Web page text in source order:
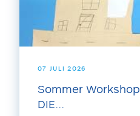
07 JULI 2026
Sommer
DIE...